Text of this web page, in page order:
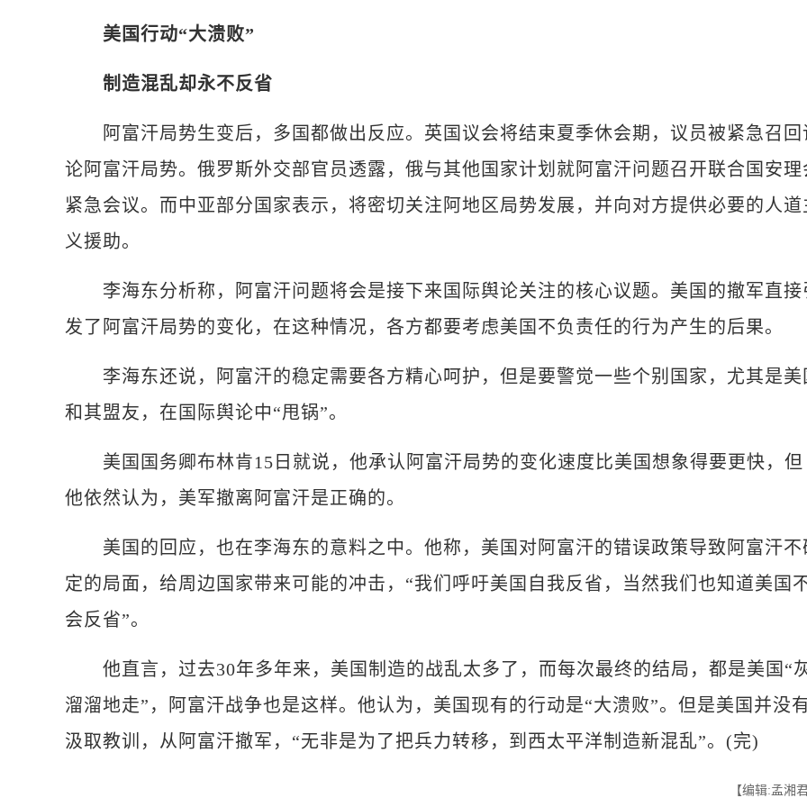
美国行动“大溃败”
制造混乱却永不反省
阿富汗局势生变后，多国都做出反应。英国议会将结束夏季休会期，议员被紧急召回
论阿富汗局势。俄罗斯外交部官员透露，俄与其他国家计划就阿富汗问题召开联合国安理
紧急会议。而中亚部分国家表示，将密切关注阿地区局势发展，并向对方提供必要的人道
义援助。
李海东分析称，阿富汗问题将会是接下来国际舆论关注的核心议题。美国的撤军直接
发了阿富汗局势的变化，在这种情况，各方都要考虑美国不负责任的行为产生的后果。
李海东还说，阿富汗的稳定需要各方精心呵护，但是要警觉一些个别国家，尤其是美
和其盟友，在国际舆论中“甩锅”。
美国国务卿布林肯15日就说，他承认阿富汗局势的变化速度比美国想象得要更快，但
他依然认为，美军撤离阿富汗是正确的。
美国的回应，也在李海东的意料之中。他称，美国对阿富汗的错误政策导致阿富汗不
定的局面，给周边国家带来可能的冲击，“我们呼吁美国自我反省，当然我们也知道美国
会反省”。
他直言，过去30年多年来，美国制造的战乱太多了，而每次最终的结局，都是美国“
溜溜地走”，阿富汗战争也是这样。他认为，美国现有的行动是“大溃败”。但是美国并没
汲取教训，从阿富汗撤军，“无非是为了把兵力转移，到西太平洋制造新混乱”。(完)
【编辑:孟湘君